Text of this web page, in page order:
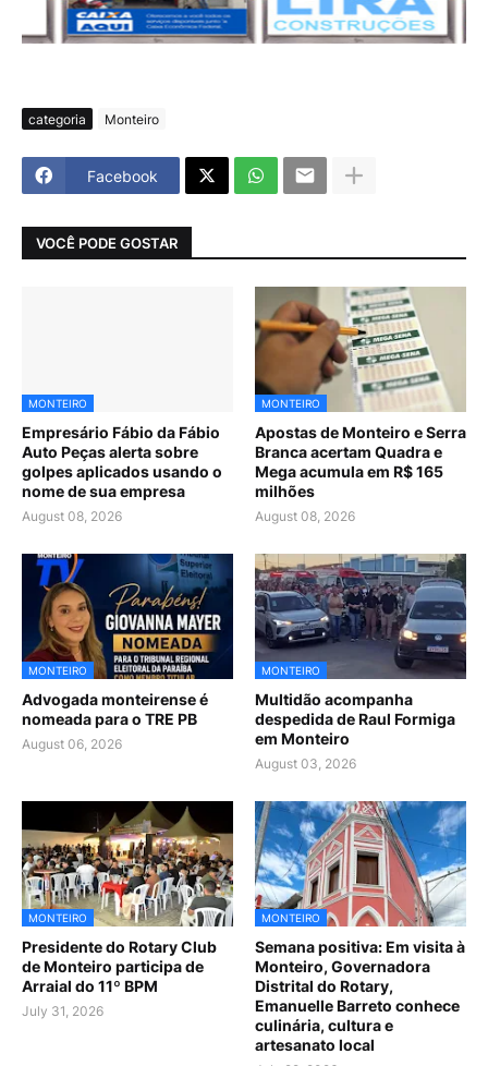
categoria Monteiro
Facebook
VOCÊ PODE GOSTAR
MONTEIRO
Empresário Fábio da Fábio
Auto Peças alerta sobre
golpes aplicados usando o
nome de sua empresa
August 08, 2026
MONTEIRO
Apostas de Monteiro e Serra
Branca acertam Quadra e
Mega acumula em R$ 165
milhões
August 08, 2026
MONTEIRO
Advogada monteirense é
nomeada para o TRE PB
August 06, 2026
MONTEIRO
Multidão acompanha
despedida de Raul Formiga
em Monteiro
August 03, 2026
MONTEIRO
Presidente do Rotary Club
de Monteiro participa de
Arraial do 11º BPM
July 31, 2026
MONTEIRO
Semana positiva: Em visita à
Monteiro, Governadora
Distrital do Rotary,
Emanuelle Barreto conhece
culinária, cultura e
artesanato local